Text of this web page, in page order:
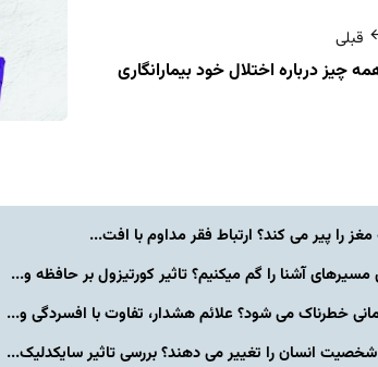
قبلی
چیز درباره اختلال خود بیمارانگاری
مغز را پیر می کند؟ ارتباط فقر مداوم با افت...
آشنا را گم میکنیم؟ تاثیر کورتیزول بر حافظه و...
خطرناک می شود؟ علائم هشدار، تفاوت با افسردگی و...
شخصیت انسان را تغییر می دهند؟ بررسی تاثیر سایکدلیک...